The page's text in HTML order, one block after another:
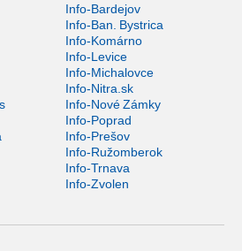
Info-Bardejov
Info-Ban. Bystrica
Info-Komárno
Info-Levice
Info-Michalovce
Info-Nitra.sk
Info-Nové Zámky
Info-Poprad
Info-Prešov
Info-Ružomberok
Info-Trnava
Info-Zvolen